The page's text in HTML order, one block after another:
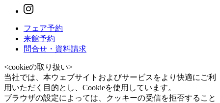
フェア予約
来館予約
問合せ・資料請求
<cookieの取り扱い>
当社では、本ウェブサイトおよびサービスをより快適にご利
用いただく目的とし、Cookieを使用しています。
ブラウザの設定によっては、クッキーの受信を拒否すること